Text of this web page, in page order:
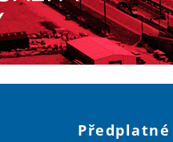
Předplatné